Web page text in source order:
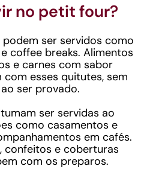
no petit four?
ser servidos como
coffee breaks. Alimentos
e carnes com sabor
esses quitutes, sem
ser provado.
ser servidas ao
como casamentos e
em cafés.
confeitos e coberturas
com os preparos.